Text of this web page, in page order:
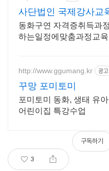
사단법인 국제강사교
동화구연 자격증취득과정 수강자원
하는일정에맞춤과정교
http://www.ggumang.kr 광고
꾸망 포미토미
포미토미 동화, 생태 유
어린이집 특강수업
3
구독하기